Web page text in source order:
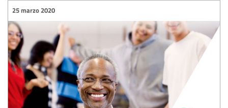
25 marzo 2020